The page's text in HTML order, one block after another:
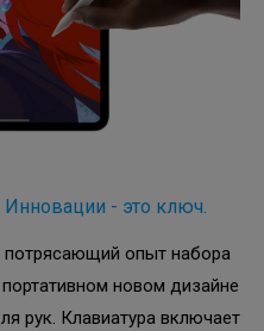
Инновации - это ключ.
потрясающий опыт набора
новом дизайне
рук. Клавиатура включает